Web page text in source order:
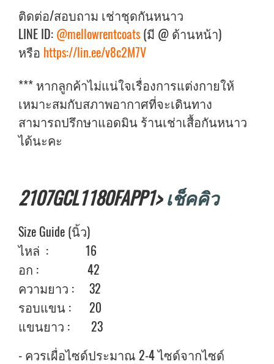
ติดต่อ/สอบถาม เช่าชุดกันหนาว
LINE ID: @mellowrentcoats (มี @ ด้านหน้า)
หรือ https://lin.ee/v8c2M7V
*** หากลูกค้าไม่แน่ใจเรื่องการแต่งกายให้
เหมาะสมกับสภาพอากาศที่จะเดินทาง
สามารถปรึกษาแอดมิน ร้านเช่าเสื้อกันหนาว
ได้นะคะ
2107GCL1180FAPP1>เช็คคิว
Size Guide (นิ้ว)
ไหล่ : 16
อก : 42
ความยาว : 32
รอบแขน : 20
แขนยาว : 23
- ควรเผื่อไซด์ประมาณ 2-4 ไซด์จากไซด์